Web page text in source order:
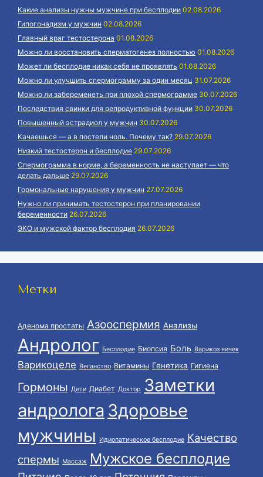
Какие анализы нужны мужчине при бесплодии 02.08.2026
Гипогонадизм у мужчин 02.08.2026
Главный враг тестостерона 01.08.2026
Можно ли восстановить сперматогенез полностью 01.08.2026
Может ли бесплодие никак себя не проявлять 01.08.2026
Можно ли улучшить спермограмму за один месяц 31.07.2026
Можно ли забеременеть при плохой спермограмме 30.07.2026
Последствия свинки для репродуктивной функции 30.07.2026
Повышенный эстрадиол у мужчин 30.07.2026
Качаешься — а в постели ноль. Почему так? 29.07.2026
Низкий тестостерон и бесплодие 29.07.2026
Спермограмма в норме, а беременность не наступает — что
делать дальше 29.07.2026
Гормональные нарушения у мужчин 27.07.2026
Нужно ли принимать тестостерон при планировании
беременности 26.07.2026
ЭКО и мужской фактор бесплодия 26.07.2026
Метки
Аденома простаты Азооспермия Анализы
Андролог Бесплодие Биопсия Боль Варикоз яичек
Варикоцеле Веганство Витамины Генетика Гигиена
Гормоны Дети Диабет Доктор
Заметки
андролога Здоровье
мужчины
Идиопатическое бесплодие Качество
спермы Массаж Мужское бесплодие